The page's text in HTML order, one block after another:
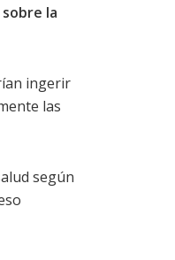
la
ingerir
las
según